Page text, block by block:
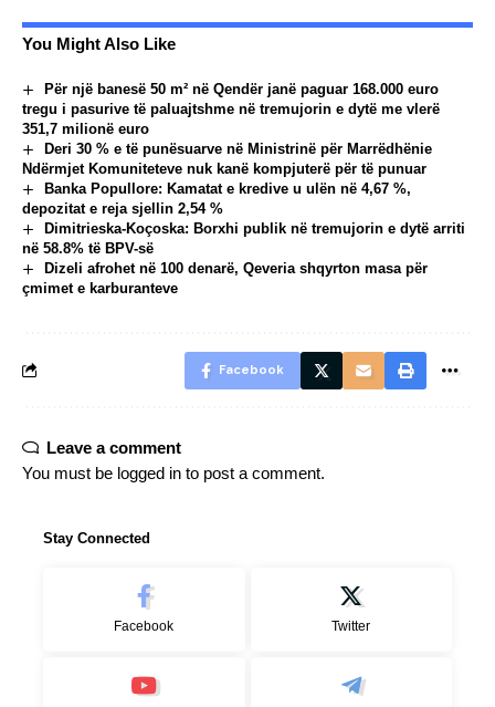
You Might Also Like
Për një banesë 50 m² në Qendër janë paguar 168.000 euro
tregu i pasurive të paluajtshme në tremujorin e dytë me vlerë
351,7 milionë euro
Deri 30 % e të punësuarve në Ministrinë për Marrëdhënie
Ndërmjet Komuniteteve nuk kanë kompjuterë për të punuar
Banka Popullore: Kamatat e kredive u ulën në 4,67 %,
depozitat e reja sjellin 2,54 %
Dimitrieska-Koçoska: Borxhi publik në tremujorin e dytë arriti
në 58.8% të BPV-së
Dizeli afrohet në 100 denarë, Qeveria shqyrton masa për
çmimet e karburanteve
Facebook
Leave a comment
You must be logged in to post a comment.
Stay Connected
Facebook Twitter